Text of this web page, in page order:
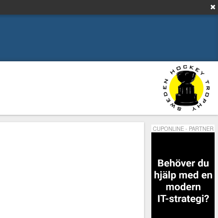
CUPONLINE - PARTNER